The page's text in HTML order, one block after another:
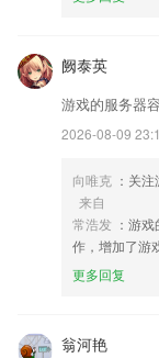
阙泰英
游戏的服务器
2026-08-09
向唯克 ：关
来自
常浩发 ：游
作，增加了游
更多回复
翁河艳